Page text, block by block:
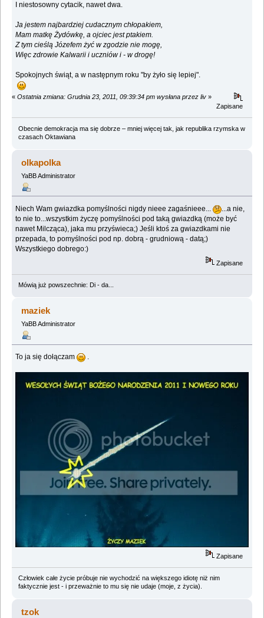
I niestosowny cytacik, nawet dwa.
Ja jestem najbardziej cudacznym chłopakiem,
Mam matkę Żydówkę, a ojciec jest ptakiem.
Z tym cieślą Józefem żyć w zgodzie nie mogę,
Więc zdrowie Kalwarii i uczniów i - w drogę!
Spokojnych świąt, a w następnym roku "by żyło się lepiej".
« Ostatnia zmiana: Grudnia 23, 2011, 09:39:34 pm wysłana przez liv »
Zapisane
Obecnie demokracja ma się dobrze – mniej więcej tak, jak republika rzymska w
czasach Oktawiana
olkapolka
YaBB Administrator
Niech Wam gwiazdka pomyślności nigdy nieee zagaśnieee...
...a nie,
to nie to...wszystkim życzę pomyślności pod taką gwiazdką (może być
nawet Milcząca), jaka mu przyświeca;) Jeśli ktoś za gwiazdkami nie
przepada, to pomyślności pod np. dobrą - grudniową - datą;)
Wszystkiego dobrego:)
Zapisane
Mówią już powszechnie: Di - da...
maziek
YaBB Administrator
To ja się dołączam .
Zapisane
Człowiek całe życie próbuje nie wychodzić na większego idiotę niż nim
faktycznie jest - i przeważnie to mu się nie udaje (moje, z życia).
tzok